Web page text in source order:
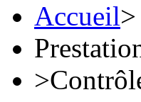
Accueil>
>